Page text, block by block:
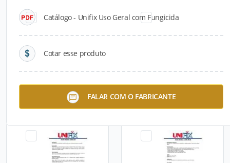
Catálogo - Unifix Uso Geral com Fungicida
Cotar esse produto
FALAR COM O FABRICANTE
Unifix Espuma de